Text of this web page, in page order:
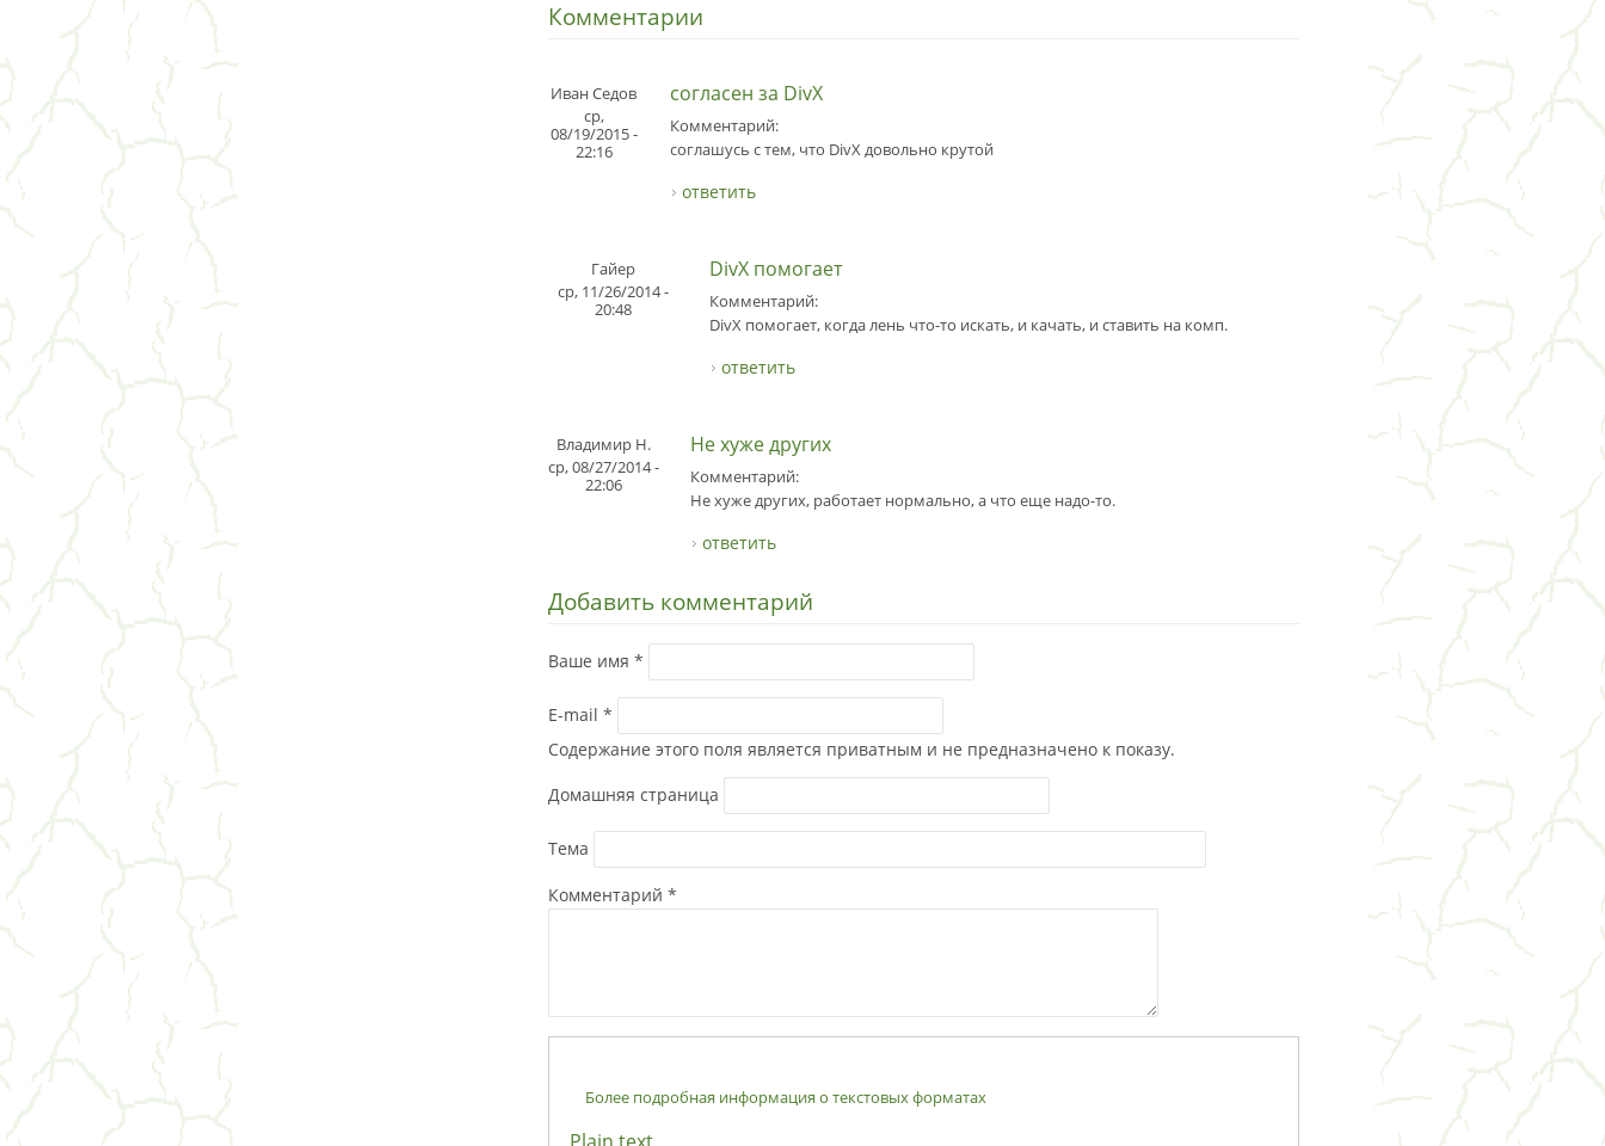
Комментарии
Иван Седов
ср,
08/19/2015 -
22:16
согласен за DivX
Комментарий:
соглашусь с тем, что DivX довольно крутой
ответить
Гайер
ср, 11/26/2014 -
20:48
DivX помогает
Комментарий:
DivX помогает, когда лень что-то искать, и качать, и ставить на комп.
ответить
Владимир Н.
ср, 08/27/2014 -
22:06
Не хуже других
Комментарий:
Не хуже других, работает нормально, а что еще надо-то.
ответить
Добавить комментарий
Ваше имя *
E-mail *
Содержание этого поля является приватным и не предназначено к показу.
Домашняя страница
Тема
Комментарий *
Более подробная информация о текстовых форматах